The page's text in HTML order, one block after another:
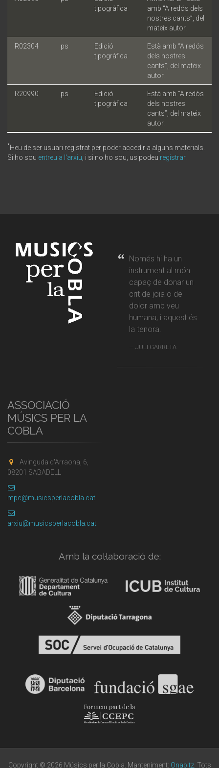
tipogràfica
amb “A redós dels
nostres cants”, del
mateix autor.
R02304 ps
Edició
tipogràfica
Està amb “A redós
dels nostres
cants”, del mateix
autor.
R20990 ps
Edició
tipogràfica
Està amb “A redós
dels nostres
cants”, del mateix
autor.
*Heu de ser usuari registrat per poder accedir a alguns materials.
Si ho sou entreu a l'arxiu , i si no ho sou, us podeu registrar.
Només hi ha un
instrument al món
capaç de donar un
crit de joia o de
dolor amb veu
humana, i aquest és
la tenora.
JULI GARRETA
ASSOCIACIÓ
MÚSICS PER LA
COBLA
Avinguda d'Arraona, 6,
08201 SABADELL
mpc@musicsperlacobla.cat
arxiu@musicsperlacobla.cat
Amb la col·laboració de:
Copyright © 2026 Músics per la Cobla. Manteniment: Onabitz. Tots